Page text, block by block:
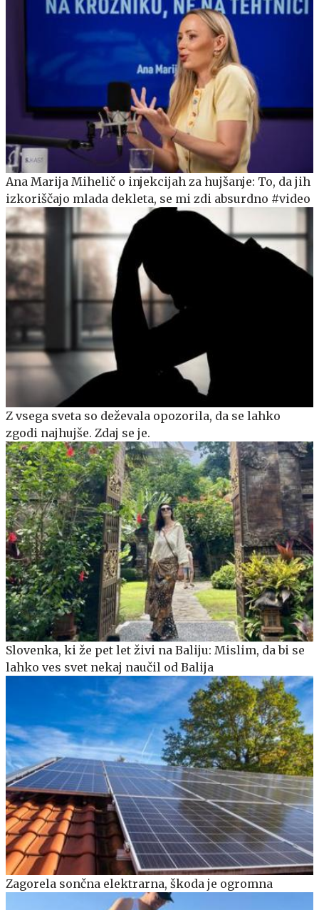
Ana Marija Mihelič o injekcijah za hujšanje: To, da jih
izkoriščajo mlada dekleta, se mi zdi absurdno #video
Z vsega sveta so deževala opozorila, da se lahko
zgodi najhujše. Zdaj se je.
Slovenka, ki že pet let živi na Baliju: Mislim, da bi se
lahko ves svet nekaj naučil od Balija
Zagorela sončna elektrarna, škoda je ogromna